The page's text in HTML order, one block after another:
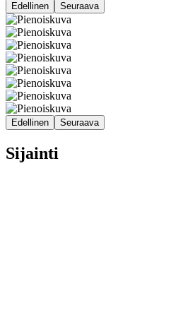
Edellinen Seuraava
Edellinen Seuraava
Sijainti